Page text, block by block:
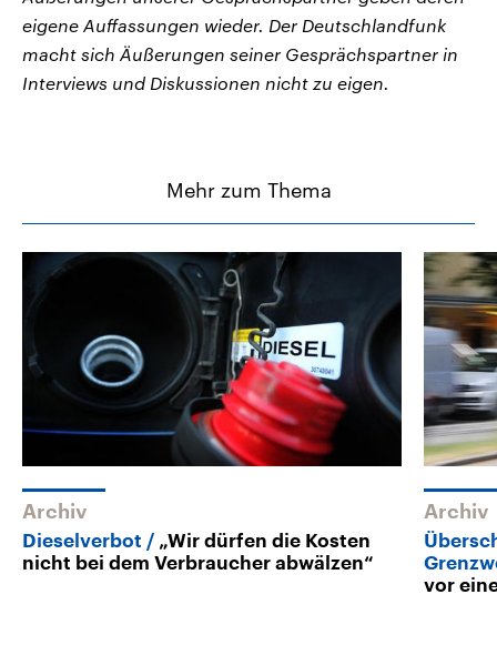
eigene Auffassungen wieder. Der Deutschlandfunk
macht sich Äußerungen seiner Gesprächspartner in
Interviews und Diskussionen nicht zu eigen.
Mehr zum Thema
Archiv
Dieselverbot
„Wir dürfen die Kosten
nicht bei dem Verbraucher abwälzen“
Archiv
vor